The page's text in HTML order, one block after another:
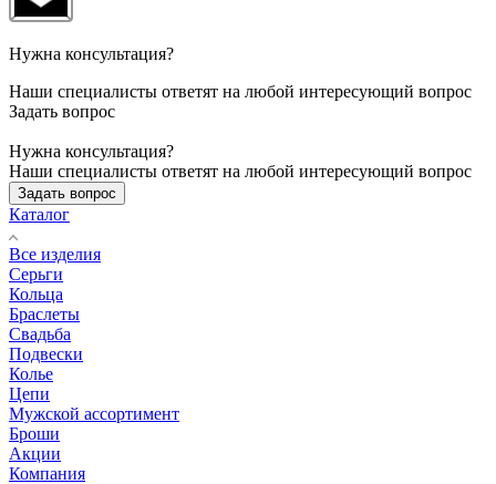
Нужна консультация?
Наши специалисты ответят на любой интересующий вопрос
Задать вопрос
Нужна консультация?
Наши специалисты ответят на любой интересующий вопрос
Задать вопрос
Каталог
Все изделия
Серьги
Кольца
Браслеты
Свадьба
Подвески
Колье
Цепи
Мужской ассортимент
Броши
Акции
Компания